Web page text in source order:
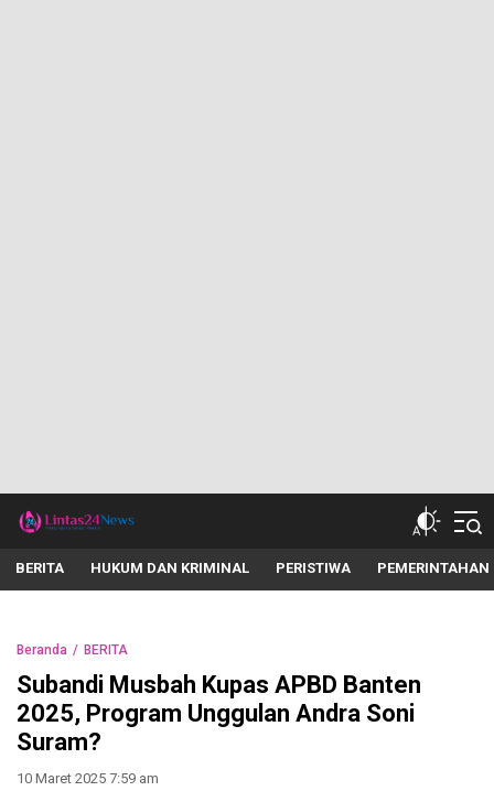
lintas24news.com
Menyingkap Setiap Realita
BERITA HUKUM DAN KRIMINAL PERISTIWA PEMERINTAHAN
Beranda BERITA
Subandi Musbah Kupas APBD Banten
2025, Program Unggulan Andra Soni
Suram?
10 Maret 2025 7:59 am